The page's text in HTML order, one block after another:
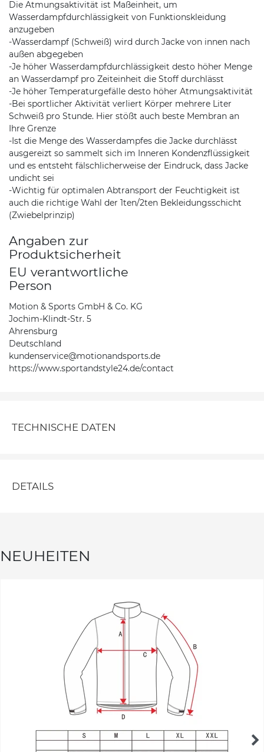
Die Atmungsaktivität ist Maßeinheit, um
Wasserdampfdurchlässigkeit von Funktionskleidung
anzugeben
-Wasserdampf (Schweiß) wird durch Jacke von innen nach
außen abgegeben
-Je höher Wasserdampfdurchlässigkeit desto höher Menge
an Wasserdampf pro Zeiteinheit die Stoff durchlässt
-Je höher Temperaturgefälle desto höher Atmungsaktivität
-Bei sportlicher Aktivität verliert Körper mehrere Liter
Schweiß pro Stunde. Hier stößt auch beste Membran an
Ihre Grenze
-Ist die Menge des Wasserdampfes die Jacke durchlässt
ausgereizt so sammelt sich im Inneren Kondenzflüssigkeit
und es entsteht fälschlicherweise der Eindruck, dass Jacke
undicht sei
-Wichtig für optimalen Abtransport der Feuchtigkeit ist
auch die richtige Wahl der 1ten/2ten Bekleidungsschicht
(Zwiebelprinzip)
Angaben zur
Produktsicherheit
EU verantwortliche
Person
Motion & Sports GmbH & Co. KG
Jochim-Klindt-Str. 5
Ahrensburg
Deutschland
kundenservice@motionandsports.de
https://www.sportandstyle24.de/contact
TECHNISCHE DATEN
DETAILS
NEUHEITEN